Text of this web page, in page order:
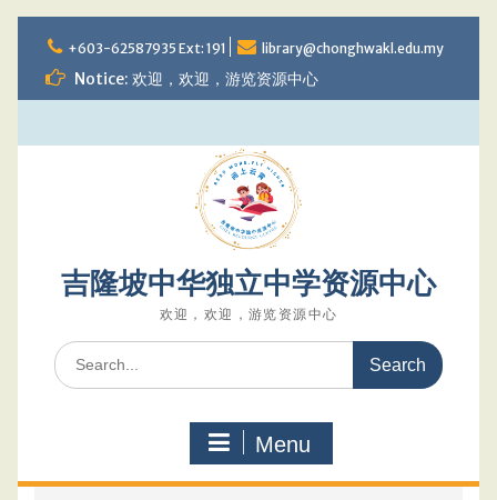
to
content
+603-62587935 Ext: 191 library@chonghwakl.edu.my
Notice: 欢迎，欢迎，游览资源中心
吉隆坡中华独立中学资源中心
欢迎，欢迎，游览资源中心
Search
for:
Menu